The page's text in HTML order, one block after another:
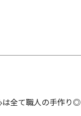
は全て職人の手作り◎